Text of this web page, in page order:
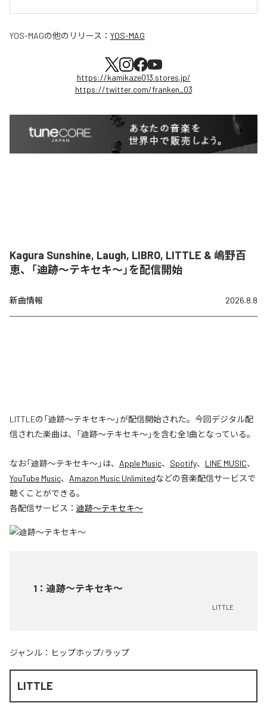
YOS-MAGの他のリリース： YOS-MAG
https://kamikaze013.stores.jp/
https://twitter.com/franken_03
Kagura Sunshine, Laugh, LIBRO, LITTLE & 嶋野百
恵、「迪跡〜テキセキ〜」を配信開始
新曲情報 2026.8.8
LITTLEの「迪跡〜テキセキ〜」が配信開始された。今回デジタル配
信された楽曲は、「迪跡〜テキセキ〜」を含む全1曲となっている。
なお「迪跡〜テキセキ〜」は、 Apple Music、 Spotify、 LINE MUSIC、
YouTube Music、 Amazon Music Unlimitedなどの音楽配信サービスで
聴くことができる。
各配信サービス： 迪跡〜テキセキ〜
1 ： 迪跡〜テキセキ〜
LITTLE
ジャンル： ヒップホップ/ラップ
LITTLE